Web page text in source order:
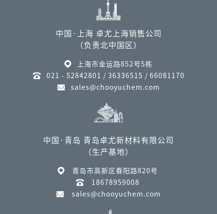
中国·上海 卓尤上海销售公司
（负责北中国区）
上海市金运路852号5栋
021 - 52842801 / 36336515 / 66081170
sales@chooyuchem.com
中国·青岛 青岛卓尤新材料有限公司
（生产基地）
青岛市高新区春阳路820号
18678959008
sales@chooyuchem.com